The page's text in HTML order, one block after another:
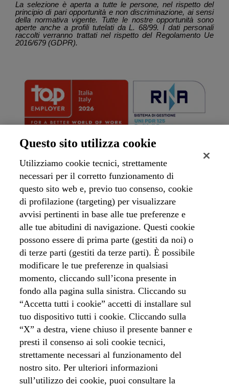
La selezione è aperta a tutte le persone, nel rispetto del
principio di pari opportunità e non discriminazione, ai sensi
della normativa vigente. Tutte le nostre opportunità sono
aperte anche a profili tutelati da L. 68/99. I dati personali
raccolti verranno trattati nel rispetto del Regolamento Ue
2016/679 (GDPR).
Segmento professionale:
Performance Management,
Accounting, Industrial, ERP, SAP, Human Resources,
Finance, Manufacturing, Technology
Candidati ora »
Home page Acea
Posizioni Aperte
S
i
S
S
i
S
i
Questo sito utilizza cookie
Utilizziamo cookie tecnici, strettamente
necessari per il corretto funzionamento di
questo sito web e, previo tuo consenso, cookie
di profilazione (targeting) per visualizzare
avvisi pertinenti in base alle tue preferenze e
alle tue abitudini di navigazione. Questi cookie
possono essere di prima parte (gestiti da noi) o
di terze parti (gestiti da terze parti). È possibile
modificare le tue preferenze in qualsiasi
momento, cliccando sull’icona presente in
fondo alla pagina sulla sinistra. Cliccando su
“Accetta tutti i cookie” accetti di installare sul
tuo dispositivo tutti i cookie. Cliccando sulla
“X” a destra, viene chiuso il presente banner e
presti il consenso ai soli cookie tecnici,
strettamente necessari al funzionamento del
nostro sito. Per ulteriori informazioni
sull’utilizzo dei cookie, puoi consultare la